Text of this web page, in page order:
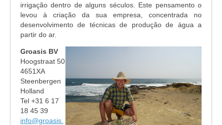
irrigação dentro de alguns séculos. Este pensamento o
levou à criação da sua empresa, concentrada no
desenvolvimento de técnicas de produção de água a
partir do ar.
Groasis BV
Hoogstraat 50
4651XA
Steenbergen
Holland
Tel +31 6 17
18 45 39
info@groasis.